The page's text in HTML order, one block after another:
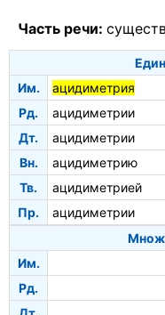
Часть речи:
Им.
ацидиметрия
Рд.
ацидиметрии
Дт.
ацидиметрии
Вн.
ацидиметрию
Тв.
ацидиметрией
Пр.
ацидиметрии
Им.
Рд.